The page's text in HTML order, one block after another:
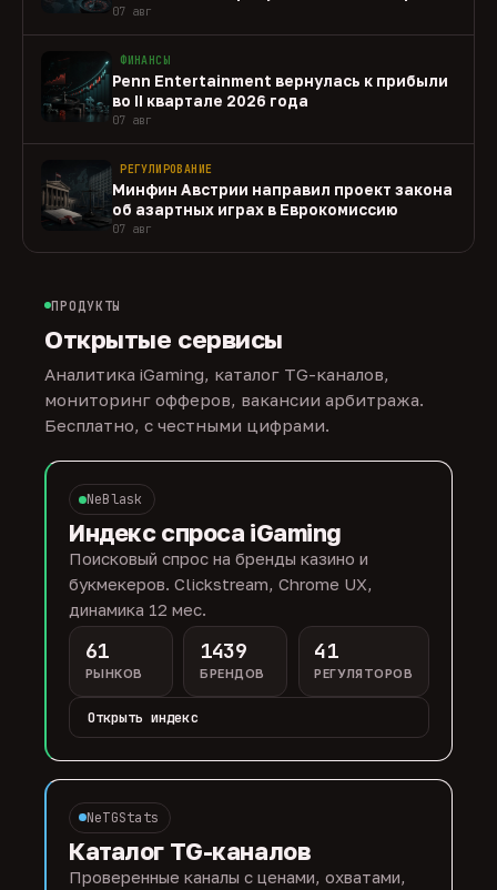
07 авг
ФИНАНСЫ
Penn Entertainment вернулась к прибыли
во II квартале 2026 года
07 авг
РЕГУЛИРОВАНИЕ
Минфин Австрии направил проект закона
об азартных играх в Еврокомиссию
07 авг
ПРОДУКТЫ
Открытые сервисы
Аналитика iGaming, каталог TG-каналов,
мониторинг офферов, вакансии арбитража.
Бесплатно, с честными цифрами.
NeBlask
Индекс спроса iGaming
Поисковый спрос на бренды казино и
букмекеров. Clickstream, Chrome UX,
динамика 12 мес.
61
РЫНКОВ
1439
БРЕНДОВ
41
РЕГУЛЯТОРОВ
Открыть индекс
NeTGStats
Каталог TG-каналов
Проверенные каналы с ценами, охватами,